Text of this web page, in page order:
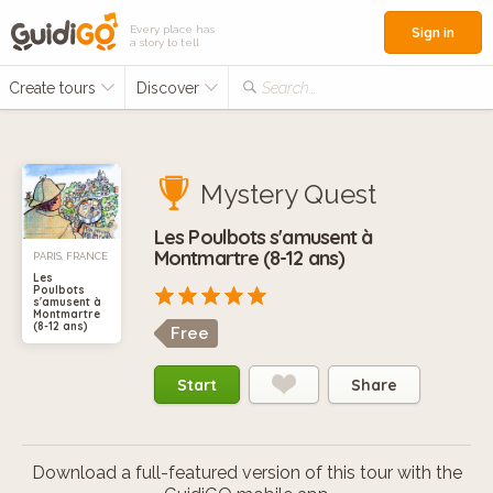
Every place has
a story to tell
Create tours Discover Search...
Sign in
PARIS, FRANCE
Les
Poulbots
s'amusent à
Montmartre
(8-12 ans)
Mystery Quest
Les Poulbots s'amusent à
Montmartre (8-12 ans)
Free
Start Share
Download a full-featured version of this tour with the